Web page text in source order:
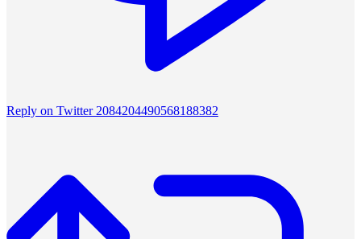
Reply on Twitter 2084204490568188382